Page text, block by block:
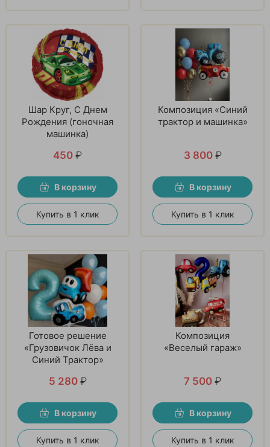
Шар Круг, С Днем
Рождения (гоночная
машинка)
450 ₽
В корзину
Купить в 1 клик
Композиция «Синий
трактор и машинка»
3 800 ₽
В корзину
Купить в 1 клик
Готовое решение
«Грузовичок Лёва и
Синий Трактор»
5 280 ₽
В корзину
Купить в 1 клик
Композиция
«Веселый гараж»
7 500 ₽
В корзину
Купить в 1 клик